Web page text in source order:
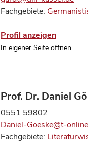
Fachgebiete:
Profil anzeigen
In eigener Seite öffnen
Prof. Dr. Daniel
0551 59802
Daniel-Goeske@t-
Fachgebiete: